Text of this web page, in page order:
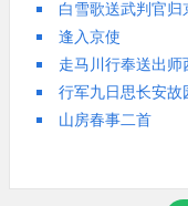
以“沙尘扑马汗，雾露
骑者形像，为“谁家子”
来强调，然后以“自道
尘”、“雾露”两句可见
与自豪，在上层“呜咽
西”以下八句是骑者即
前曾作
记，初
程，但
甫、高
带）
塞诗
白雪歌送武判官归
逢入京使
走马川行奉送出
行军九日思长安故
山房春事二首